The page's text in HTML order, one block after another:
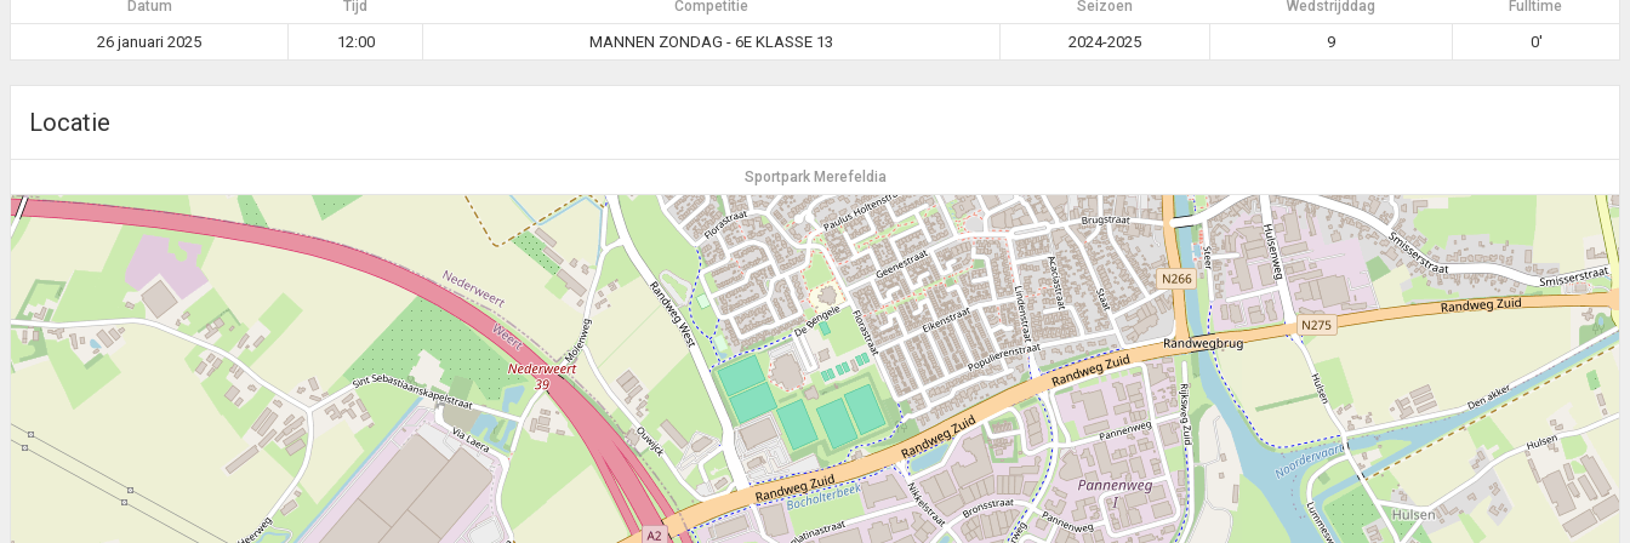
Datum Tijd Competitie Seizoen Wedstrijddag Fulltime
26 januari 2025 12:00 MANNEN ZONDAG - 6E KLASSE 13 2024-2025 9 0'
Locatie
Sportpark Merefeldia